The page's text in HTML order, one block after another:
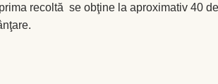
recoltă se obţine la aproximativ 40 de